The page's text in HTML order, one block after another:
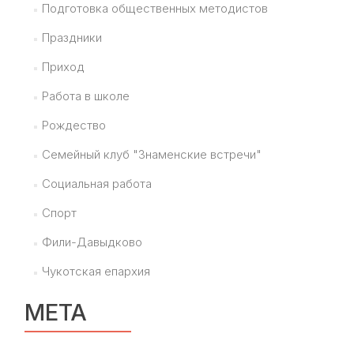
Подготовка общественных методистов
Праздники
Приход
Работа в школе
Рождество
Семейный клуб "Знаменские встречи"
Социальная работа
Спорт
Фили-Давыдково
Чукотская епархия
МЕТА